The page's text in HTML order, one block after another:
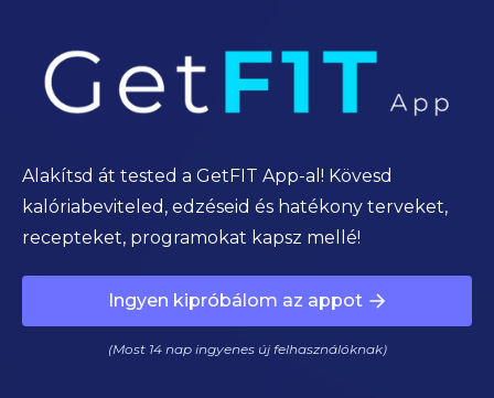
Alakítsd át tested a GetFIT App-al! Kövesd
kalóriabeviteled, edzéseid és hatékony terveket,
recepteket, programokat kapsz mellé!
Ingyen kipróbálom az appot
(Most 14 nap ingyenes új felhasználóknak)